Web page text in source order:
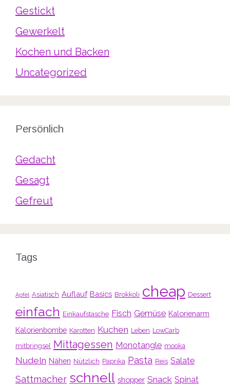
Gestickt
Gewerkelt
Kochen und Backen
Uncategorized
Persönlich
Gedacht
Gesagt
Gefreut
Tags
Apfel Asiatisch Auflauf Basics Brokkoli cheap Dessert
einfach Einkaufstasche Fisch Gemüse Kalorienarm
Kalorienbombe Karotten Kuchen Leben LowCarb
mitbringsel Mittagessen Monotangle mooka
Nudeln Nähen Nützlich Paprika Pasta Reis Salate
Sattmacher schnell shopper Snack Spinat